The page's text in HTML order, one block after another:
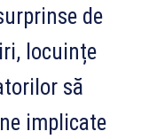
de
locuințe
să
implicate